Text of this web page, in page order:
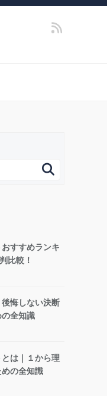

すすめランキ
比較！
悔しない決断
の全知識
は｜１から理
の全知識